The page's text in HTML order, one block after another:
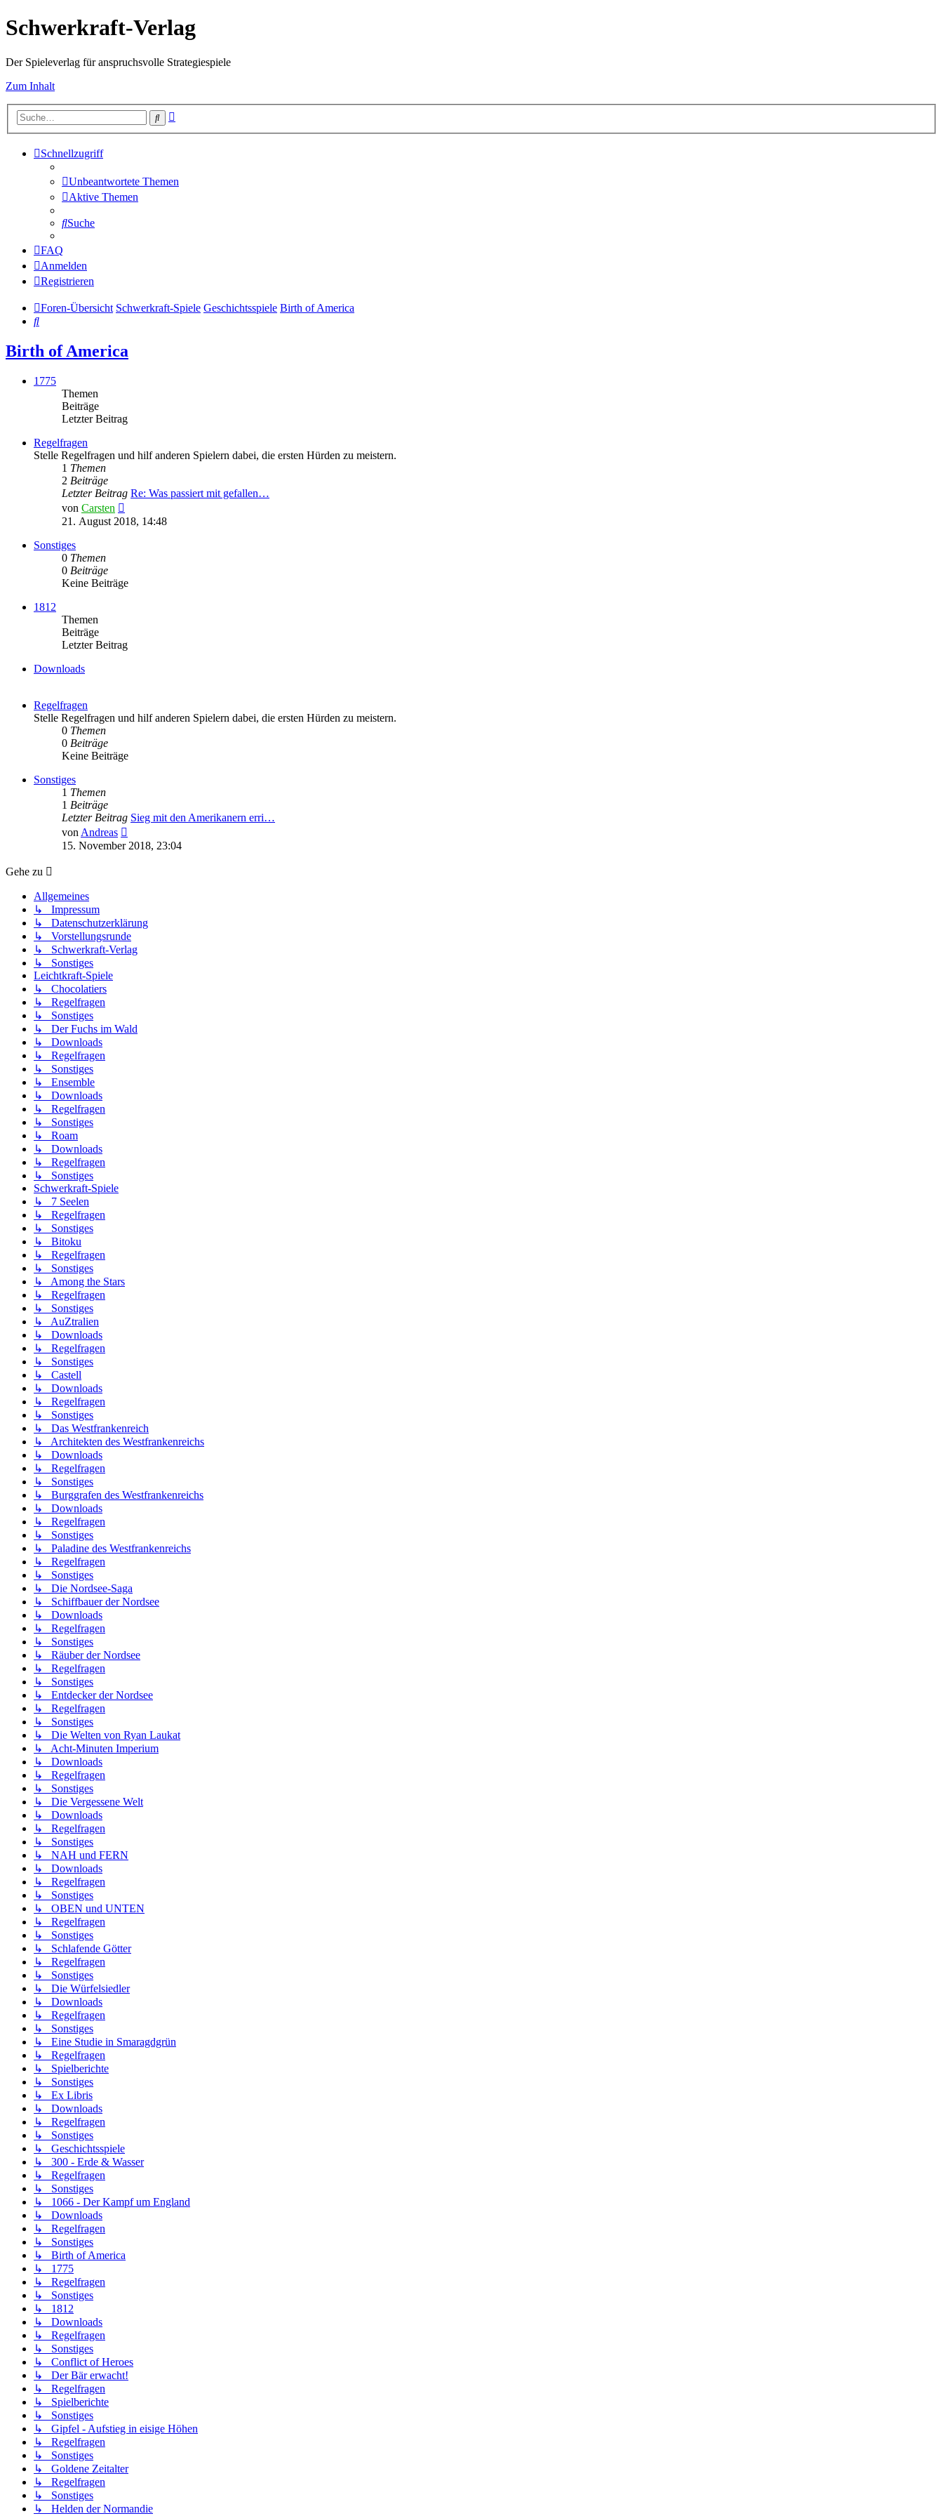
Schwerkraft-Verlag
Der Spieleverlag für anspruchsvolle Strategiespiele
Zum Inhalt
Suche
Schnellzugriff
Unbeantwortete Themen
Aktive Themen
Suche
FAQ
Anmelden
Registrieren
Foren-Übersicht Schwerkraft-Spiele Geschichtsspiele Birth of America
Suche
Birth of America
1775
Themen
Beiträge
Letzter Beitrag
Regelfragen
Stelle Regelfragen und hilf anderen Spielern dabei, die ersten Hürden zu meistern.
1 Themen
2 Beiträge
Letzter Beitrag Re: Was passiert mit gefallen…
von Carsten
Beitrag
21. August 2018, 14:48
Sonstiges
0 Themen
0 Beiträge
Keine Beiträge
1812
Themen
Beiträge
Letzter Beitrag
Downloads
Regelfragen
Stelle Regelfragen und hilf anderen Spielern dabei, die ersten Hürden zu meistern.
0 Themen
0 Beiträge
Keine Beiträge
Sonstiges
1 Themen
1 Beiträge
Letzter Beitrag Sieg mit den Amerikanern erri…
von Andreas
Beitrag
15. November 2018, 23:04
Gehe zu
Allgemeines
↳ Impressum
↳ Datenschutzerklärung
↳ Vorstellungsrunde
↳ Schwerkraft-Verlag
↳ Sonstiges
Leichtkraft-Spiele
↳ Chocolatiers
↳ Regelfragen
↳ Sonstiges
↳ Der Fuchs im Wald
↳ Downloads
↳ Regelfragen
↳ Sonstiges
↳ Ensemble
↳ Downloads
↳ Regelfragen
↳ Sonstiges
↳ Roam
↳ Downloads
↳ Regelfragen
↳ Sonstiges
Schwerkraft-Spiele
↳ 7 Seelen
↳ Regelfragen
↳ Sonstiges
↳ Bitoku
↳ Regelfragen
↳ Sonstiges
↳ Among the Stars
↳ Regelfragen
↳ Sonstiges
↳ AuZtralien
↳ Downloads
↳ Regelfragen
↳ Sonstiges
↳ Castell
↳ Downloads
↳ Regelfragen
↳ Sonstiges
↳ Das Westfrankenreich
↳ Architekten des Westfrankenreichs
↳ Downloads
↳ Regelfragen
↳ Sonstiges
↳ Burggrafen des Westfrankenreichs
↳ Downloads
↳ Regelfragen
↳ Sonstiges
↳ Paladine des Westfrankenreichs
↳ Regelfragen
↳ Sonstiges
↳ Die Nordsee-Saga
↳ Schiffbauer der Nordsee
↳ Downloads
↳ Regelfragen
↳ Sonstiges
↳ Räuber der Nordsee
↳ Regelfragen
↳ Sonstiges
↳ Entdecker der Nordsee
↳ Regelfragen
↳ Sonstiges
↳ Die Welten von Ryan Laukat
↳ Acht-Minuten Imperium
↳ Downloads
↳ Regelfragen
↳ Sonstiges
↳ Die Vergessene Welt
↳ Downloads
↳ Regelfragen
↳ Sonstiges
↳ NAH und FERN
↳ Downloads
↳ Regelfragen
↳ Sonstiges
↳ OBEN und UNTEN
↳ Regelfragen
↳ Sonstiges
↳ Schlafende Götter
↳ Regelfragen
↳ Sonstiges
↳ Die Würfelsiedler
↳ Downloads
↳ Regelfragen
↳ Sonstiges
↳ Eine Studie in Smaragdgrün
↳ Regelfragen
↳ Spielberichte
↳ Sonstiges
↳ Ex Libris
↳ Downloads
↳ Regelfragen
↳ Sonstiges
↳ Geschichtsspiele
↳ 300 - Erde & Wasser
↳ Regelfragen
↳ Sonstiges
↳ 1066 - Der Kampf um England
↳ Downloads
↳ Regelfragen
↳ Sonstiges
↳ Birth of America
↳ 1775
↳ Regelfragen
↳ Sonstiges
↳ 1812
↳ Downloads
↳ Regelfragen
↳ Sonstiges
↳ Conflict of Heroes
↳ Der Bär erwacht!
↳ Regelfragen
↳ Spielberichte
↳ Sonstiges
↳ Gipfel - Aufstieg in eisige Höhen
↳ Regelfragen
↳ Sonstiges
↳ Goldene Zeitalter
↳ Regelfragen
↳ Sonstiges
↳ Helden der Normandie